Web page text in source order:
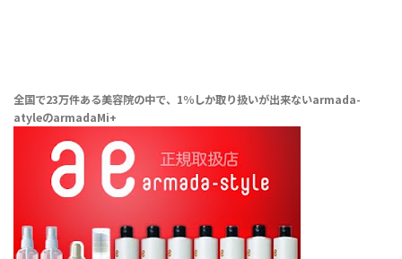
全国で23万件ある美容院の中で、1％しか取り扱いが出来ないarmada-
atyleのarmadaMi+